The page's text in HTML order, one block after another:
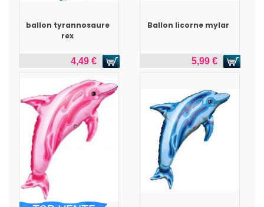
ballon tyrannosaure
rex
4,49 €
Ballon licorne mylar
5,99 €